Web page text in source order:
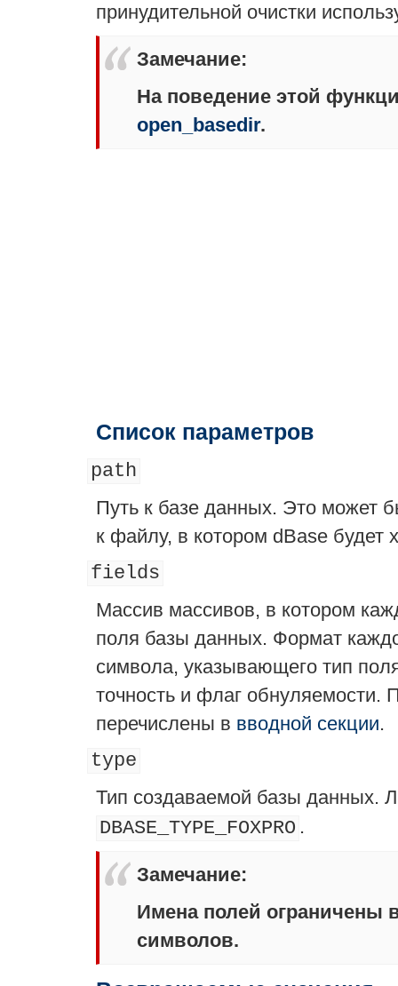
принудительной очистки
Замечание:
На поведение этой
open_basedir.
Список параметров
path
Путь к базе данных. Это может
к файлу, в котором dBase будет
fields
Массив массивов, в котором
поля базы данных. Формат
символа, указывающего тип
точность и флаг
перечислены в вводной секции.
type
Тип создаваемой базы данных.
DBASE_TYPE_FOXPRO .
Замечание:
Имена полей ограничены
символов.